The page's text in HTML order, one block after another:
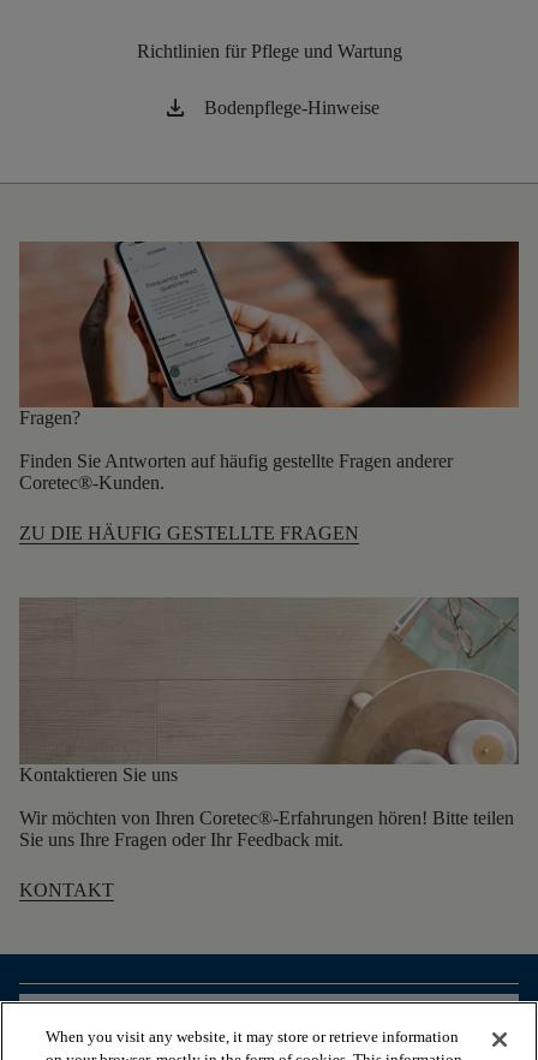
Richtlinien für Pflege und Wartung
Download Bodenpflege-Hinweise
Fragen?
Finden Sie Antworten auf häufig gestellte Fragen anderer
Coretec®-Kunden.
ZU DIE HÄUFIG GESTELLTE FRAGEN
Kontaktieren Sie uns
Wir möchten von Ihren Coretec®-Erfahrungen hören! Bitte teilen
Sie uns Ihre Fragen oder Ihr Feedback mit.
KONTAKT
When you visit any website, it may store or retrieve information